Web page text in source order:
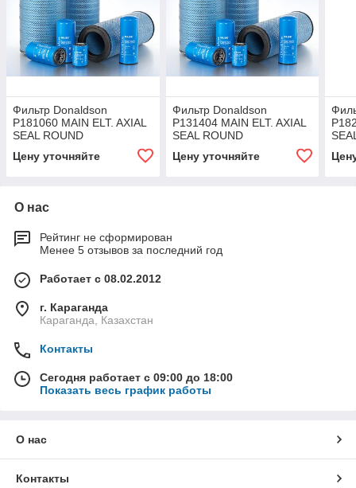
Фильтр Donaldson
P181060 MAIN ELT. AXIAL
SEAL ROUND
Цену уточняйте
Фильтр Donaldson
P131404 MAIN ELT. AXIAL
SEAL ROUND
Цену уточняйте
О нас
Рейтинг не сформирован
Менее 5 отзывов за последний год
Работает с 08.02.2012
г. Караганда
Караганда, Казахстан
Контакты
Сегодня работает с 09:00 до 18:00
Показать весь график работы
О нас
Контакты